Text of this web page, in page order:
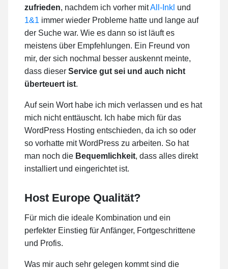
zufrieden, nachdem ich vorher mitAll-Inkl und
1&1 immer wieder Probleme hatte und lange auf
der Suche war. Wie es dann so ist läuft es
meistens über Empfehlungen. Ein Freund von
mir, der sich nochmal besser auskennt meinte,
dass dieser Service gut sei und auch nicht
überteuert ist.
Auf sein Wort habe ich mich verlassen und es hat
mich nicht enttäuscht. Ich habe mich für das
WordPress Hosting entschieden, da ich so oder
so vorhatte mit WordPress zu arbeiten. So hat
man noch die Bequemlichkeit, dass alles direkt
installiert und eingerichtet ist.
Host Europe Qualität?
Für mich die ideale Kombination und ein
perfekter Einstieg für Anfänger, Fortgeschrittene
und Profis.
Was mir auch sehr gelegen kommt sind die